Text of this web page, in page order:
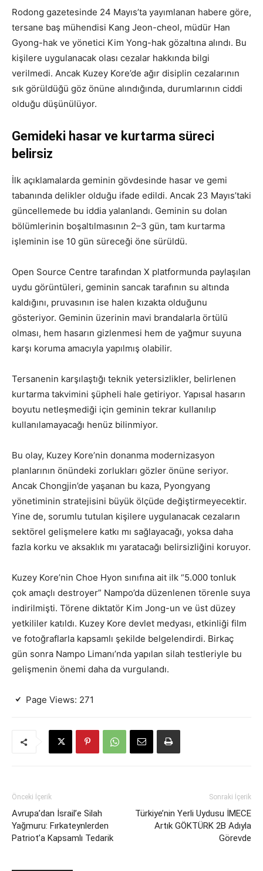
Rodong gazetesinde 24 Mayıs’ta yayımlanan habere göre,
tersane baş mühendisi Kang Jeon-cheol, müdür Han
Gyong-hak ve yönetici Kim Yong-hak gözaltına alındı. Bu
kişilere uygulanacak olası cezalar hakkında bilgi
verilmedi. Ancak Kuzey Kore’de ağır disiplin cezalarının
sık görüldüğü göz önüne alındığında, durumlarının ciddi
olduğu düşünülüyor.
Gemideki hasar ve kurtarma süreci
belirsiz
İlk açıklamalarda geminin gövdesinde hasar ve gemi
tabanında delikler olduğu ifade edildi. Ancak 23 Mayıs’taki
güncellemede bu iddia yalanlandı. Geminin su dolan
bölümlerinin boşaltılmasının 2–3 gün, tam kurtarma
işleminin ise 10 gün süreceği öne sürüldü.
Open Source Centre tarafından X platformunda paylaşılan
uydu görüntüleri, geminin sancak tarafının su altında
kaldığını, pruvasının ise halen kızakta olduğunu
gösteriyor. Geminin üzerinin mavi brandalarla örtülü
olması, hem hasarın gizlenmesi hem de yağmur suyuna
karşı koruma amacıyla yapılmış olabilir.
Tersanenin karşılaştığı teknik yetersizlikler, belirlenen
kurtarma takvimini şüpheli hale getiriyor. Yapısal hasarın
boyutu netleşmediği için geminin tekrar kullanılıp
kullanılamayacağı henüz bilinmiyor.
Bu olay, Kuzey Kore’nin donanma modernizasyon
planlarının önündeki zorlukları gözler önüne seriyor.
Ancak Chongjin’de yaşanan bu kaza, Pyongyang
yönetiminin stratejisini büyük ölçüde değiştirmeyecektir.
Yine de, sorumlu tutulan kişilere uygulanacak cezaların
sektörel gelişmelere katkı mı sağlayacağı, yoksa daha
fazla korku ve aksaklık mı yaratacağı belirsizliğini koruyor.
Kuzey Kore’nin Choe Hyon sınıfına ait ilk “5.000 tonluk
çok amaçlı destroyer” Nampo’da düzenlenen törenle suya
indirilmişti. Törene diktatör Kim Jong-un ve üst düzey
yetkililer katıldı. Kuzey Kore devlet medyası, etkinliği film
ve fotoğraflarla kapsamlı şekilde belgelendirdi. Birkaç
gün sonra Nampo Limanı’nda yapılan silah testleriyle bu
gelişmenin önemi daha da vurgulandı.
Page Views: 271
Önceki İçerik
Avrupa’dan İsrail’e Silah
Yağmuru: Fırkateynlerden
Patriot’a Kapsamlı Tedarik
Sonraki İçerik
Türkiye’nin Yerli Uydusu İMECE
Artık GÖKTÜRK 2B Adıyla
Görevde